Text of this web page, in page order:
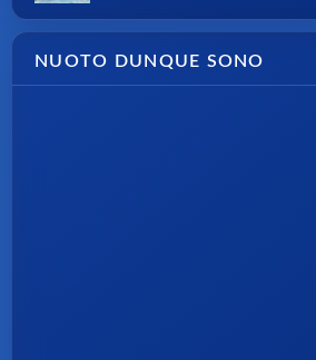
NUOTO DUNQUE SONO